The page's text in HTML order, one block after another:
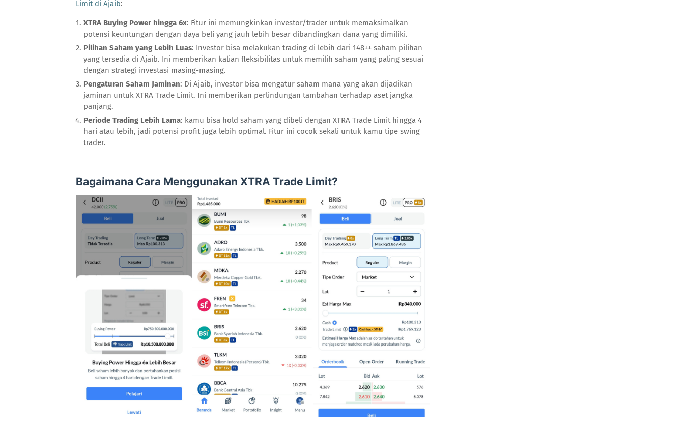
Limit di Ajaib:
XTRA Buying Power hingga 6x: Fitur ini memungkinkan investor/trader untuk memaksimalkan
potensi keuntungan dengan daya beli yang jauh lebih besar dibandingkan dana yang dimiliki.
Pilihan Saham yang Lebih Luas: Investor bisa melakukan trading di lebih dari 148++ saham pilihan
yang tersedia di Ajaib. Ini memberikan kalian fleksibilitas untuk memilih saham yang paling sesuai
dengan strategi investasi masing-masing.
Pengaturan Saham Jaminan: Di Ajaib, investor bisa mengatur saham mana yang akan dijadikan
jaminan untuk XTRA Trade Limit. Ini memberikan perlindungan tambahan terhadap aset jangka
panjang.
Periode Trading Lebih Lama: kamu bisa hold saham yang dibeli dengan XTRA Trade Limit hingga 4
hari atau lebih, jadi potensi profit juga lebih optimal. Fitur ini cocok sekali untuk kamu tipe swing
trader.
Bagaimana Cara Menggunakan XTRA Trade Limit?